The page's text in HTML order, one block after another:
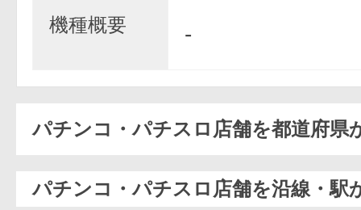
機種概要 -
パチンコ・パチスロ店舗を都道府県
パチンコ・パチスロ店舗を沿線・駅